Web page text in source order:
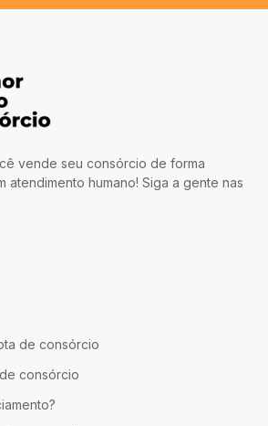
vende seu consórcio de forma
atendimento humano! Siga a gente nas
de consórcio
consórcio